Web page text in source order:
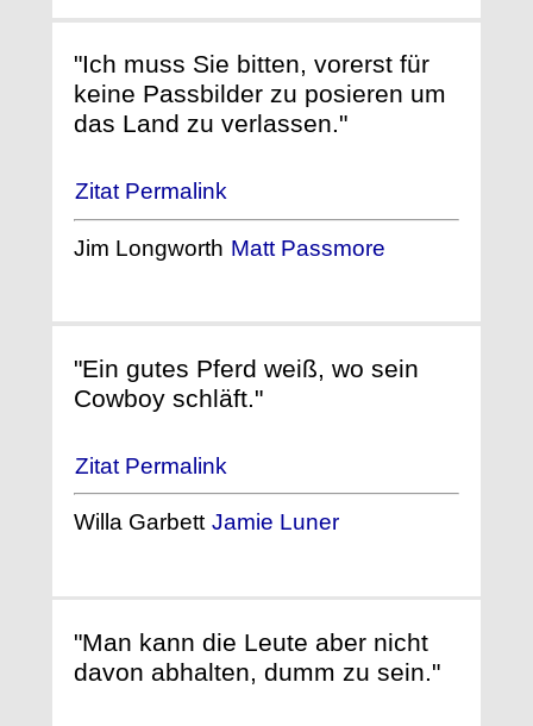
"Ich muss Sie bitten, vorerst für
keine Passbilder zu posieren um
das Land zu verlassen."
Zitat Permalink
Jim Longworth Matt Passmore
"Ein gutes Pferd weiß, wo sein
Cowboy schläft."
Zitat Permalink
Willa Garbett Jamie Luner
"Man kann die Leute aber nicht
davon abhalten, dumm zu sein."